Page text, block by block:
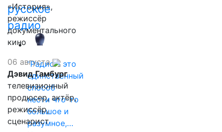
русское
радио
"Радио - это
единственный
способ
нести что-то
большое и
разумное,…
«История»,
режиссёр
документального
кино
06 августа
Дэвид Гамбург
телевизионный
продюсер, актёр,
режиссёр,
сценарист